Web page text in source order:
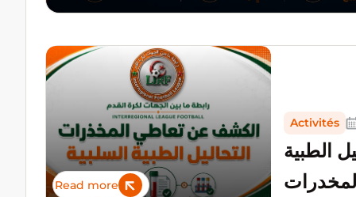
الطبية
Activités
Read more